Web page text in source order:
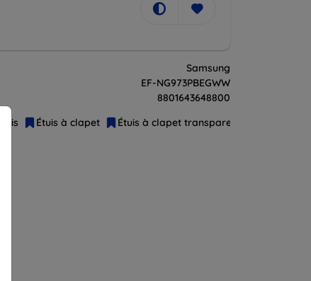
Samsung
EF-NG973PBEGWW
8801643648800
Étuis Étuis à clapet Étuis à clapet transparents